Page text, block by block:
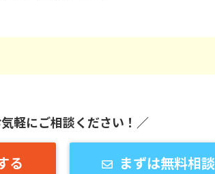
軽にご相談ください！／
る まずは無料相